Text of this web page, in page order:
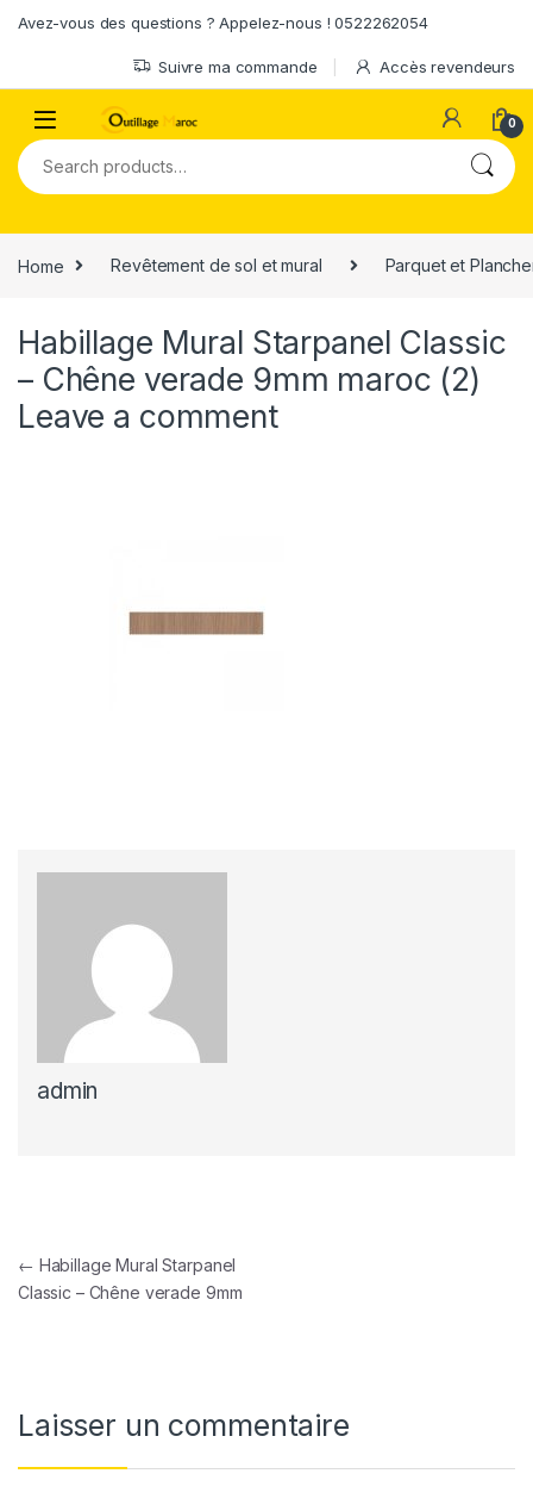
Avez-vous des questions ? Appelez-nous ! 0522262054
Suivre ma commande Accès revendeurs
0
Search for:
Home Revêtement de sol et mural Parquet et
Habillage Mural Starpanel Classic
– Chêne verade 9mm maroc (2)
Leave a comment
admin
Navigation de l’article
← Habillage Mural Starpanel
Classic – Chêne verade 9mm
Laisser un commentaire